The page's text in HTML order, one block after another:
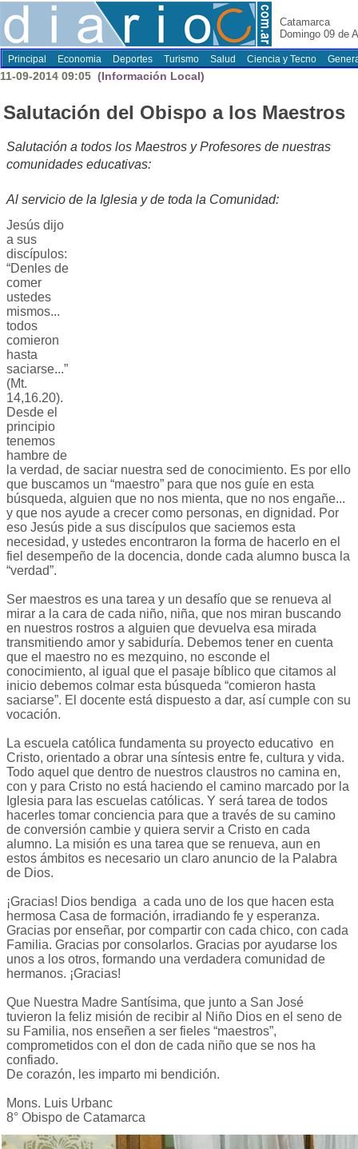
Catamarca
Domingo 09 de
Principal Economia Deportes Turismo Salud Ciencia y Tecno
11-09-2014 09:05 (Información Local)
Salutación del Obispo a los Maestros
Salutación a todos los Maestros y Profesores de nuestras
comunidades educativas:
Al servicio de la Iglesia y de toda la Comunidad:
Jesús dijo
a sus
discípulos:
“Denles de
comer
ustedes
mismos...
todos
comieron
hasta
saciarse...”
(Mt.
14,16.20).
Desde el
principio
tenemos
hambre de
la verdad, de saciar nuestra sed de conocimiento. Es por ello
que buscamos un “maestro” para que nos guíe en esta
búsqueda, alguien que no nos mienta, que no nos engañe...
y que nos ayude a crecer como personas, en dignidad. Por
eso Jesús pide a sus discípulos que saciemos esta
necesidad, y ustedes encontraron la forma de hacerlo en el
fiel desempeño de la docencia, donde cada alumno busca la
“verdad”.
Ser maestros es una tarea y un desafío que se renueva al
mirar a la cara de cada niño, niña, que nos miran buscando
en nuestros rostros a alguien que devuelva esa mirada
transmitiendo amor y sabiduría. Debemos tener en cuenta
que el maestro no es mezquino, no esconde el
conocimiento, al igual que el pasaje bíblico que citamos al
inicio debemos colmar esta búsqueda “comieron hasta
saciarse”. El docente está dispuesto a dar, así cumple con su
vocación.
La escuela católica fundamenta su proyecto educativo en
Cristo, orientado a obrar una síntesis entre fe, cultura y vida.
Todo aquel que dentro de nuestros claustros no camina en,
con y para Cristo no está haciendo el camino marcado por la
Iglesia para las escuelas católicas. Y será tarea de todos
hacerles tomar conciencia para que a través de su camino
de conversión cambie y quiera servir a Cristo en cada
alumno. La misión es una tarea que se renueva, aun en
estos ámbitos es necesario un claro anuncio de la Palabra
de Dios.
¡Gracias! Dios bendiga a cada uno de los que hacen esta
hermosa Casa de formación, irradiando fe y esperanza.
Gracias por enseñar, por compartir con cada chico, con cada
Familia. Gracias por consolarlos. Gracias por ayudarse los
unos a los otros, formando una verdadera comunidad de
hermanos. ¡Gracias!
Que Nuestra Madre Santísima, que junto a San José
tuvieron la feliz misión de recibir al Niño Dios en el seno de
su Familia, nos enseñen a ser fieles “maestros”,
comprometidos con el don de cada niño que se nos ha
confiado.
De corazón, les imparto mi bendición.
Mons. Luis Urbanc
8° Obispo de Catamarca